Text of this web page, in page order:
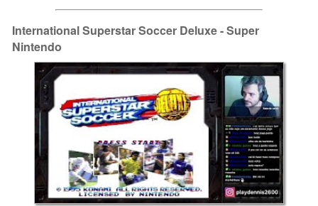
International Superstar Soccer Deluxe - Super
Nintendo